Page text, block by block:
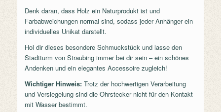
Denk daran, dass Holz ein Naturprodukt ist und
Farbabweichungen normal sind, sodass jeder Anhänger ein
individuelles Unikat darstellt.
Hol dir dieses besondere Schmuckstück und lasse den
Stadtturm von Straubing immer bei dir sein – ein schönes
Andenken und ein elegantes Accessoire zugleich!
Wichtiger Hinweis:Trotz der hochwertigen Verarbeitung
und Versiegelung sind die Ohrstecker nicht für den Kontakt
mit Wasser bestimmt.